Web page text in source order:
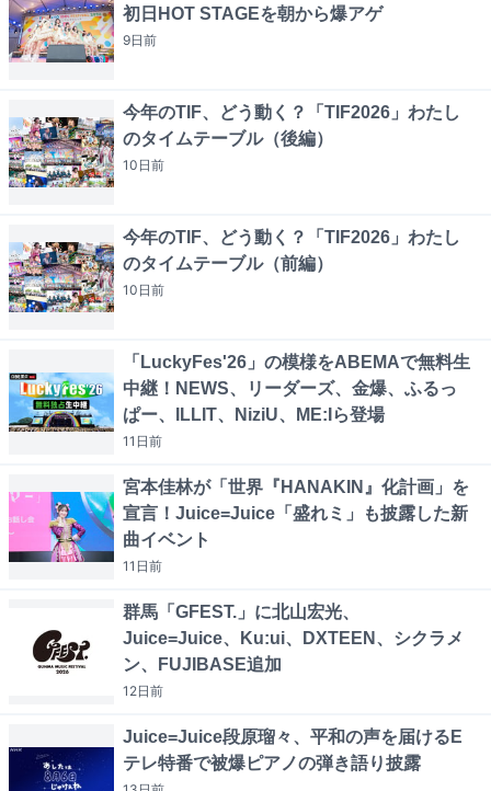
初日HOT STAGEを朝から爆アゲ
9日前
今年のTIF、どう動く？「TIF2026」わたし
のタイムテーブル（後編）
10日前
今年のTIF、どう動く？「TIF2026」わたし
のタイムテーブル（前編）
10日前
「LuckyFes'26」の模様をABEMAで無料生
中継！NEWS、リーダーズ、金爆、ふるっ
ぱー、ILLIT、NiziU、ME:Iら登場
11日前
宮本佳林が「世界『HANAKIN』化計画」を
宣言！Juice=Juice「盛れミ」も披露した新
曲イベント
11日前
群馬「GFEST.」に北山宏光、
Juice=Juice、Ku:ui、DXTEEN、シクラメ
ン、FUJIBASE追加
12日前
Juice=Juice段原瑠々、平和の声を届けるE
テレ特番で被爆ピアノの弾き語り披露